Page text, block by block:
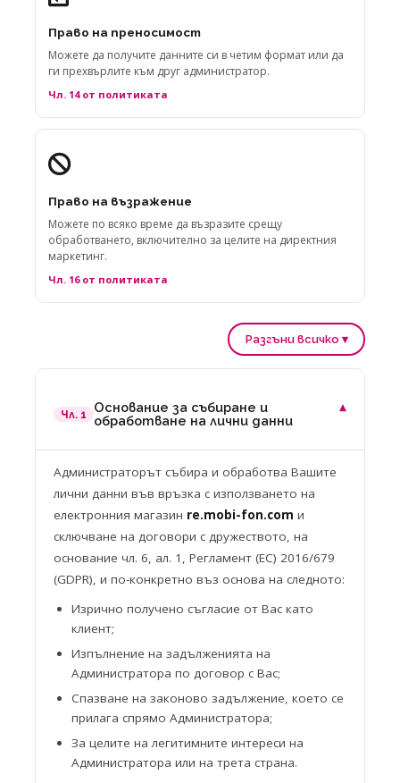
Право на преносимост
Можете да получите данните си в четим формат или да
ги прехвърлите към друг администратор.
Чл. 14 от политиката
Право на възражение
Можете по всяко време да възразите срещу
обработването, включително за целите на директния
маркетинг.
Чл. 16 от политиката
Разгъни всичко ▾
Чл. 1
Основание за събиране и
обработване на лични данни
▾
Администраторът събира и обработва Вашите
лични данни във връзка с използването на
електронния магазин re.mobi-fon.com и
сключване на договори с дружеството, на
основание чл. 6, ал. 1, Регламент (ЕС) 2016/679
(GDPR), и по-конкретно въз основа на следното:
Изрично получено съгласие от Вас като
клиент;
Изпълнение на задълженията на
Администратора по договор с Вас;
Спазване на законово задължение, което се
прилага спрямо Администратора;
За целите на легитимните интереси на
Администратора или на трета страна.